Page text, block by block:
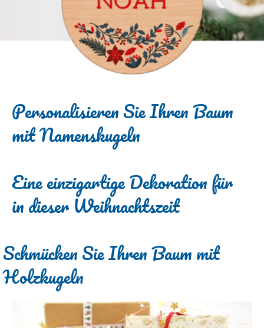
Personalisieren Sie Ihren Baum
mit Namenskugeln
Eine einzigartige Dekoration für
in dieser Weihnachtszeit
Schmücken Sie Ihren Baum mit
Holzkugeln